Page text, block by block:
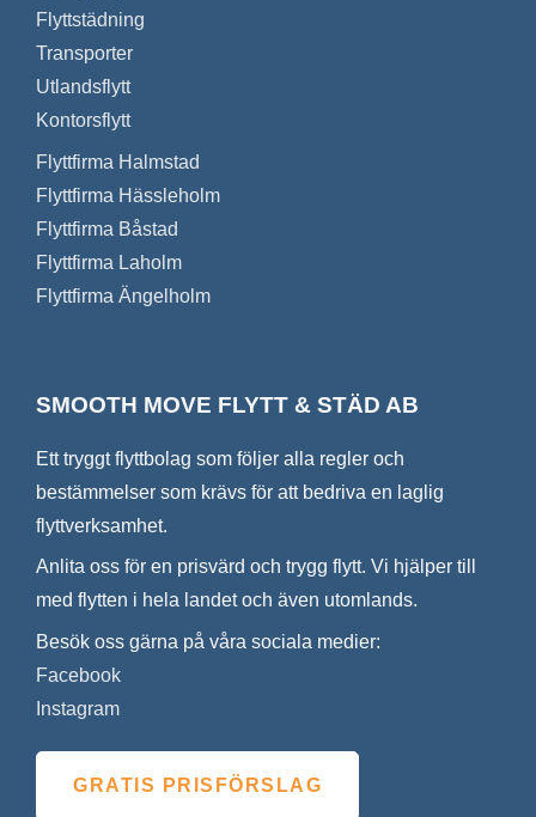
Flyttstädning
Transporter
Utlandsflytt
Kontorsflytt
Flyttfirma Halmstad
Flyttfirma Hässleholm
Flyttfirma Båstad
Flyttfirma Laholm
Flyttfirma Ängelholm
SMOOTH MOVE FLYTT & STÄD AB
Ett tryggt flyttbolag som följer alla regler och
bestämmelser som krävs för att bedriva en laglig
flyttverksamhet.
Anlita oss för en prisvärd och trygg flytt. Vi hjälper till
med flytten i hela landet och även utomlands.
Besök oss gärna på våra sociala medier:
Facebook
Instagram
GRATIS PRISFÖRSLAG